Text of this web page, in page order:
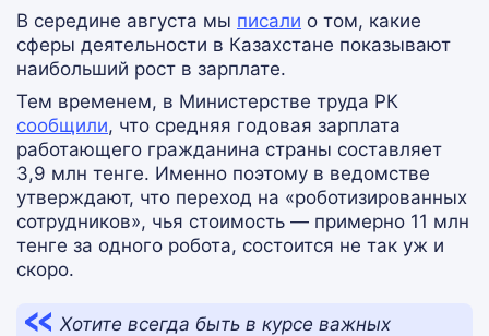
В середине августа мы писали о том, какие
сферы деятельности в Казахстане показывают
наибольший рост в зарплате.
Тем временем, в Министерстве труда РК
сообщили, что средняя годовая зарплата
работающего гражданина страны составляет
3,9 млн тенге. Именно поэтому в ведомстве
утверждают, что переход на «роботизированных
сотрудников», чья стоимость — примерно 11 млн
тенге за одного робота, состоится не так уж и
скоро.
Хотите всегда быть в курсе важных